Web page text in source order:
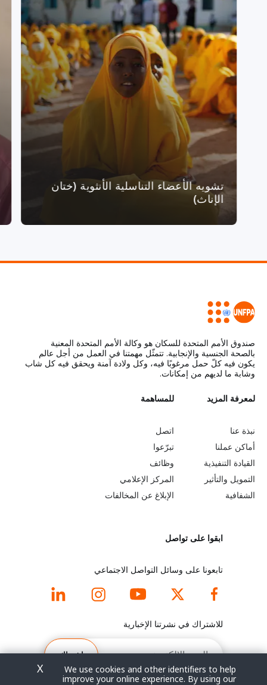
تشويه الأعضاء التناسلية الأنثوية (ختان
الإناث)
صندوق الأمم المتحدة للسكان هو وكالة الأمم المتحدة المعنية
بالصحة الجنسية والإنجابية. تتمثّل مهمتنا في العمل من أجل عالم
يكون فيه كلّ حمل مرغوبًا فيه، وكل ولادة آمنة ويحقق فيه كل شاب
وشابة ما لديهم من إمكانات.
L
e
a
r
n
o
لمعرفة المزيد
نبذة عنا
أماكن عملنا
القيادة التنفيذية
التمويل والتأثير
الشفافية
G
o
b
e
y
n
d
f
o
o
t
للمساهمة
اتصل
تبرّعوا
وظائف
المركز الإعلامي
الإبلاغ عن المخالفات
ابقوا على تواصل
تابعونا على وسائل التواصل الاجتماعي
للاشتراك في نشرتنا الإخبارية
البريد
الإلكتروني
اشتراك
We use cookies and other identifiers to help
improve your online experience. By using our
X